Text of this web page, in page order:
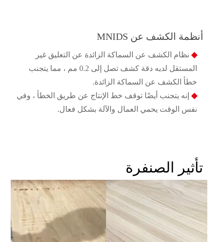
أنظمة الكشف عن MNIDS
◆ نظام الكشف عن السماكة الزائدة عن التعليق غير
المستقل لديه دقة كشف تصل إلى 0.2 مم ، مما يتجنب
خطأ الكشف عن السماكة الزائدة.
◆ إنه يتجنب أيضًا توقف خط الإنتاج عن طريق الخطأ ، وفي
نفس الوقت يحمي العمال والآلة بشكل فعال.
تأثير الصنفرة